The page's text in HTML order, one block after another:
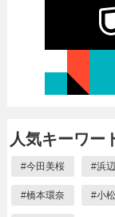
人気キーワー
#今田美桜 #浜
#橋本環奈 #小